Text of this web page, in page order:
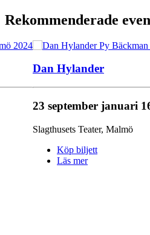
Rekommenderade
Dan Hylander
23 septemberjanuari
Slagthusets Teater,Malmö
Köp biljett
Läs mer